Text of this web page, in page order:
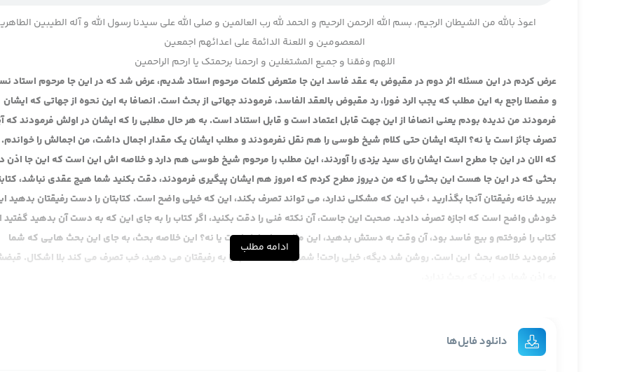
اعوذ بالله من الشیطان الرجیم، بسم الله الرحمن الرحیم و الحمد لله رب العالمین و صلی الله علی سیدنا رسول الله و آله الطیبین
المعصومین و اللعنة الدائمة علی اعدائهم اجمعین
اللهم وفقنا و جمیع المشتغلین و ارحمنا برحمتک یا ارحم الراحمین
عرض کردم در این مسئله اثر دوم در مقبوض به عقد فاسد این جا متعرض کلمات مرحوم استاد شدیم، عرض شد که در این جا مرحوم استاد
و مفصلا راجع به این مطلب که یجب الرد فورا، رد مقبوض بالعقد الفاسد، فرمودند جهاتی از بحث است. انصافا به این نحوه از جهاتی که ایشان
فرمودند من ندیده بودم یعنی انصافا از این جهت قابل اعتماد است و قابل استناد است. به هر حال مطلبی را که ایشان در اولش فرمودند که
تصرف جائز است یا نه؟ البته ایشان حتی کلام شیخ طوسی را هم نقل نفرمودند و مطلب ایشان یک مقدار اجمال داشت، من اجمالش را
که الان در این جا مطرح است ایشان رای سید یزدی را آوردند، این مطلب را مرحوم شیخ طوسی هم دارد و خلاصه اش این است که این جا اذن
بحثی که در این جا هست این بحثی را که من دیروز مطرح کردم که امروز هم ایشان پیگیری فرمودند، دقت بکنید شما هیچ عقدی نباشد،
ببرید خانه رفیقتان آنجا بگذارید ، خب این که مشکلی ندارد، می تواند تصرف بکند، این که خیلی واضح است. کتابتان را دست رفیقتان بدهید
خودش واضح است که اجازه تصرف دادید. صحبت این جاست، آن نکته فنی را دقت بکنید، اگر کتاب را به جای این که به دست آن بدهید گفتید
کتاب را فروختم و بیع فاسد بود، آن وقت به دستش بدهید، این مثل همان اول است یا نه؟ این خلاصه بحث، به جای این بحث هایی که شما
فرمودید خلاصه بحث این است. روشن شد دیگه، خیلی راحت! شما یک دفعه کتاب را به رفیقتان می دهید، خب تصرف می کند بلا اشکال.
بود که اگر آمد و با بیع به اصطلاح انجام داد و داد چون این بیع را یک چیز معینی است که شارع قرار داده دیگه این اباحه دومی و این اذن
حساب نمی شود، تمام بحث سر همین است. بله ممکن است حساب بشود اما احتیاج به عقد جدید دارد. این که بگوییم، حالا آقای خوئی هم
ادامه مطلب
دانلود فایل‌ها